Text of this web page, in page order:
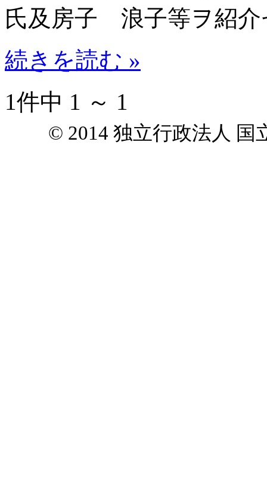
氏及房子 浪子等ヲ紹介
続きを読む »
1件中 1 ～ 1
© 2014 独立行政法人 国